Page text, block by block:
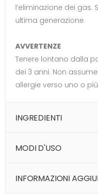
l’eliminazione dei
ultima generazione
AVVERTENZE
Tenere lontano dalla
dei 3 anni. Non
allergie verso uno o
INGREDIENTI
MODI D'USO
INFORMAZIONI